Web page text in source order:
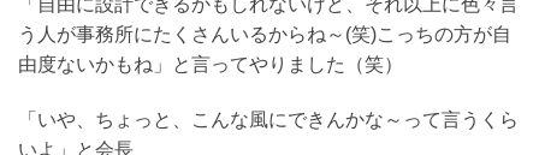
う人が事務所にたくさんいるからね～(笑)こっちの方が自
由度ないかもね」と言ってやりました（笑）
「いや、ちょっと、こんな風にできんかな～って言うくら
いよ」と会長